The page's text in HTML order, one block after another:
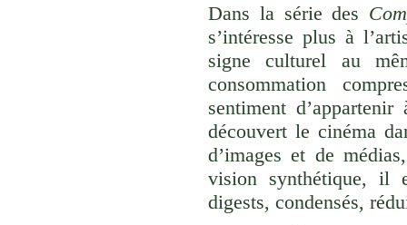
Dans la série des
s’intéresse plus à
signe culturel au
consommation
sentiment
découvert le cinéma
d’images et de
vision synthétique, il
digests, condensés,